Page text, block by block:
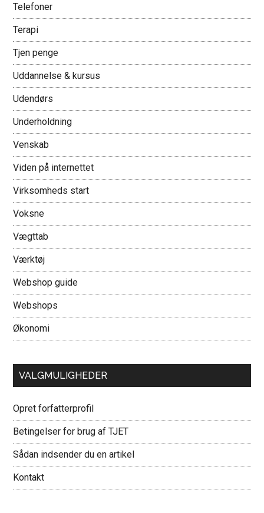
Telefoner
Terapi
Tjen penge
Uddannelse & kursus
Udendørs
Underholdning
Venskab
Viden på internettet
Virksomheds start
Voksne
Vægttab
Værktøj
Webshop guide
Webshops
Økonomi
VALGMULIGHEDER
Opret forfatterprofil
Betingelser for brug af TJET
Sådan indsender du en artikel
Kontakt